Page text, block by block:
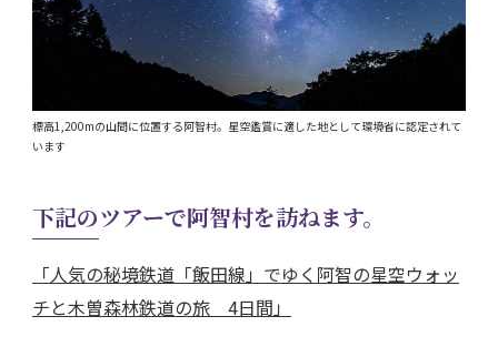
標高1,200mの山間に位置する阿智村。星空鑑賞に適した地として環境省に認定されて
います
下記のツアーで阿智村を訪ねます。
「人気の秘境鉄道「飯田線」でゆく阿智の星空ウォッ
チと木曽森林鉄道の旅 4日間」